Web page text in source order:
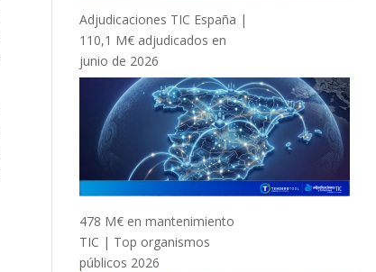
Adjudicaciones TIC España |
110,1 M€ adjudicados en
junio de 2026
478 M€ en mantenimiento
TIC | Top organismos
públicos 2026